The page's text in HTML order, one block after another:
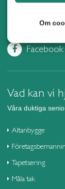
Forshaga
Göteborg
Göteborg
Göteborg
Halmstad
Övrig
Företag
Möt, följ och
Facebook
Vad kan vi
Våra duktiga
Altanbygge
Tapetsering
Måla tak
Om